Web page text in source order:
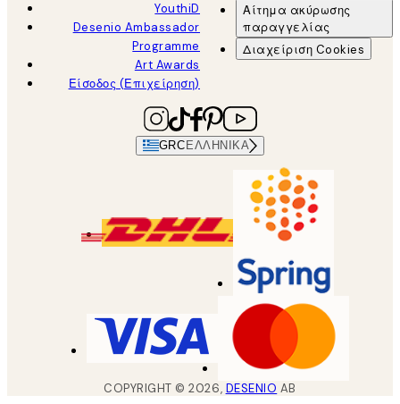
YouthiD
Desenio Ambassador
Programme
Art Awards
Είσοδος (Επιχείρηση)
Αίτημα ακύρωσης
παραγγελίας
Διαχείριση Cookies
GRC ΕΛΛΗΝΙΚΆ
COPYRIGHT ©2026, DESENIO AB